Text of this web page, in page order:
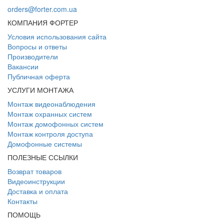
orders@forter.com.ua
КОМПАНИЯ ФОРТЕР
Условия использования сайта
Вопросы и ответы
Производители
Вакансии
Публичная оферта
УСЛУГИ МОНТАЖА
Монтаж видеонаблюдения
Монтаж охранных систем
Монтаж домофонных систем
Монтаж контроля доступа
Домофонные системы
ПОЛЕЗНЫЕ ССЫЛКИ
Возврат товаров
Видеоинструкции
Доставка и оплата
Контакты
ПОМОЩЬ